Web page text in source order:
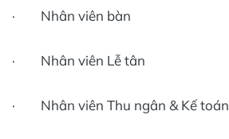
· Nhân viên bàn
· Nhân viên Lễ tân
· Nhân viên Thu ngân & Kế toán